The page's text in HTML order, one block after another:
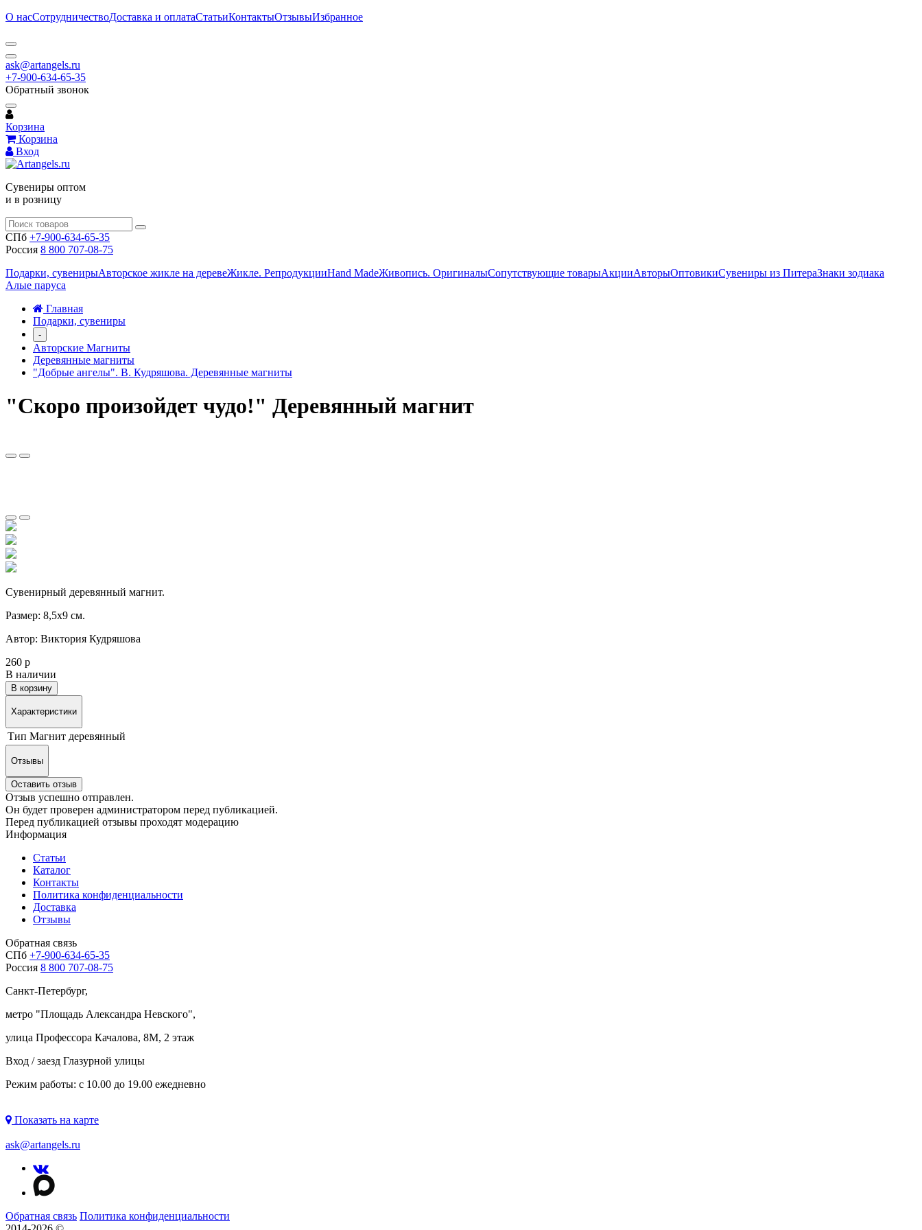
О насСотрудничествоДоставка и оплатаСтатьиКонтактыОтзывыИзбранное
ask@artangels.ru
+7-900-634-65-35
Обратный звонок
Корзина
Корзина
Вход
Сувениры оптом
и в розницу
СПб +7-900-634-65-35
Россия 8 800 707-08-75
Подарки, сувенирыАвторское жикле на деревеЖикле. РепродукцииHand MadeЖивопись. ОригиналыСопутствующие товарыАкцииАвторыОптовикиСувениры из ПитераЗнаки зодиака
Алые паруса
Главная
Подарки, сувениры
-
Авторские Магниты
Деревянные магниты
"Добрые ангелы". В. Кудряшова. Деревянные магниты
"Скоро произойдет чудо!" Деревянный магнит
Сувенирный деревянный магнит.
Размер: 8,5х9 см.
Автор: Виктория Кудряшова
260 р
В наличии
В корзину
Характеристики
Тип Магнит деревянный
Отзывы
Оставить отзыв
Отзыв успешно отправлен.
Он будет проверен администратором перед публикацией.
Перед публикацией отзывы проходят модерацию
Информация
Статьи
Каталог
Контакты
Политика конфиденциальности
Доставка
Отзывы
Обратная связь
СПб +7-900-634-65-35
Россия 8 800 707-08-75
Санкт-Петербург,
метро "Площадь Александра Невского",
улица Профессора Качалова, 8М, 2 этаж
Вход / заезд Глазурной улицы
Режим работы: с 10.00 до 19.00 ежедневно
Показать на карте
ask@artangels.ru
Обратная связь Политика конфиденциальности